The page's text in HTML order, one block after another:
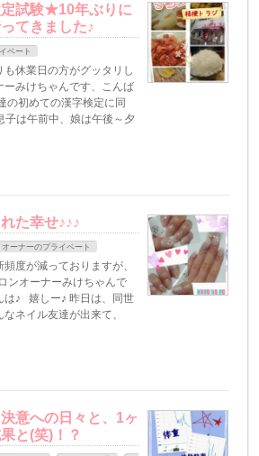
試験★10年ぶりに
てきました♪
ベート
休業日の方がグッタリし
ーみけちゃんです、こんば
初めての漢字検定に同
子は午前中、娘は午後～夕
た幸せ♪♪♪
オーナーのプライベート
度が減っておりますが、
ンオーナーみけちゃんで
は♪ 嬉しー♪ 昨日は、同世
ネイル友達が出来て、
意への日々と、1ヶ
と(笑)！？